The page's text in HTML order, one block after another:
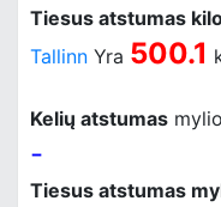
Tiesus atstumas
Tallinn Yra 500.1
Kelių atstumas
-
Tiesus atstumas